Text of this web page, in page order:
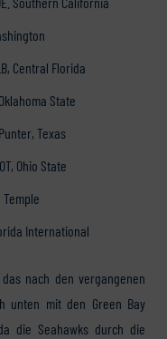
Central Florida
State
Texas
Ohio State
Temple
International
nach den vergangenen
unten mit den Green Bay
die Seahawks durch die